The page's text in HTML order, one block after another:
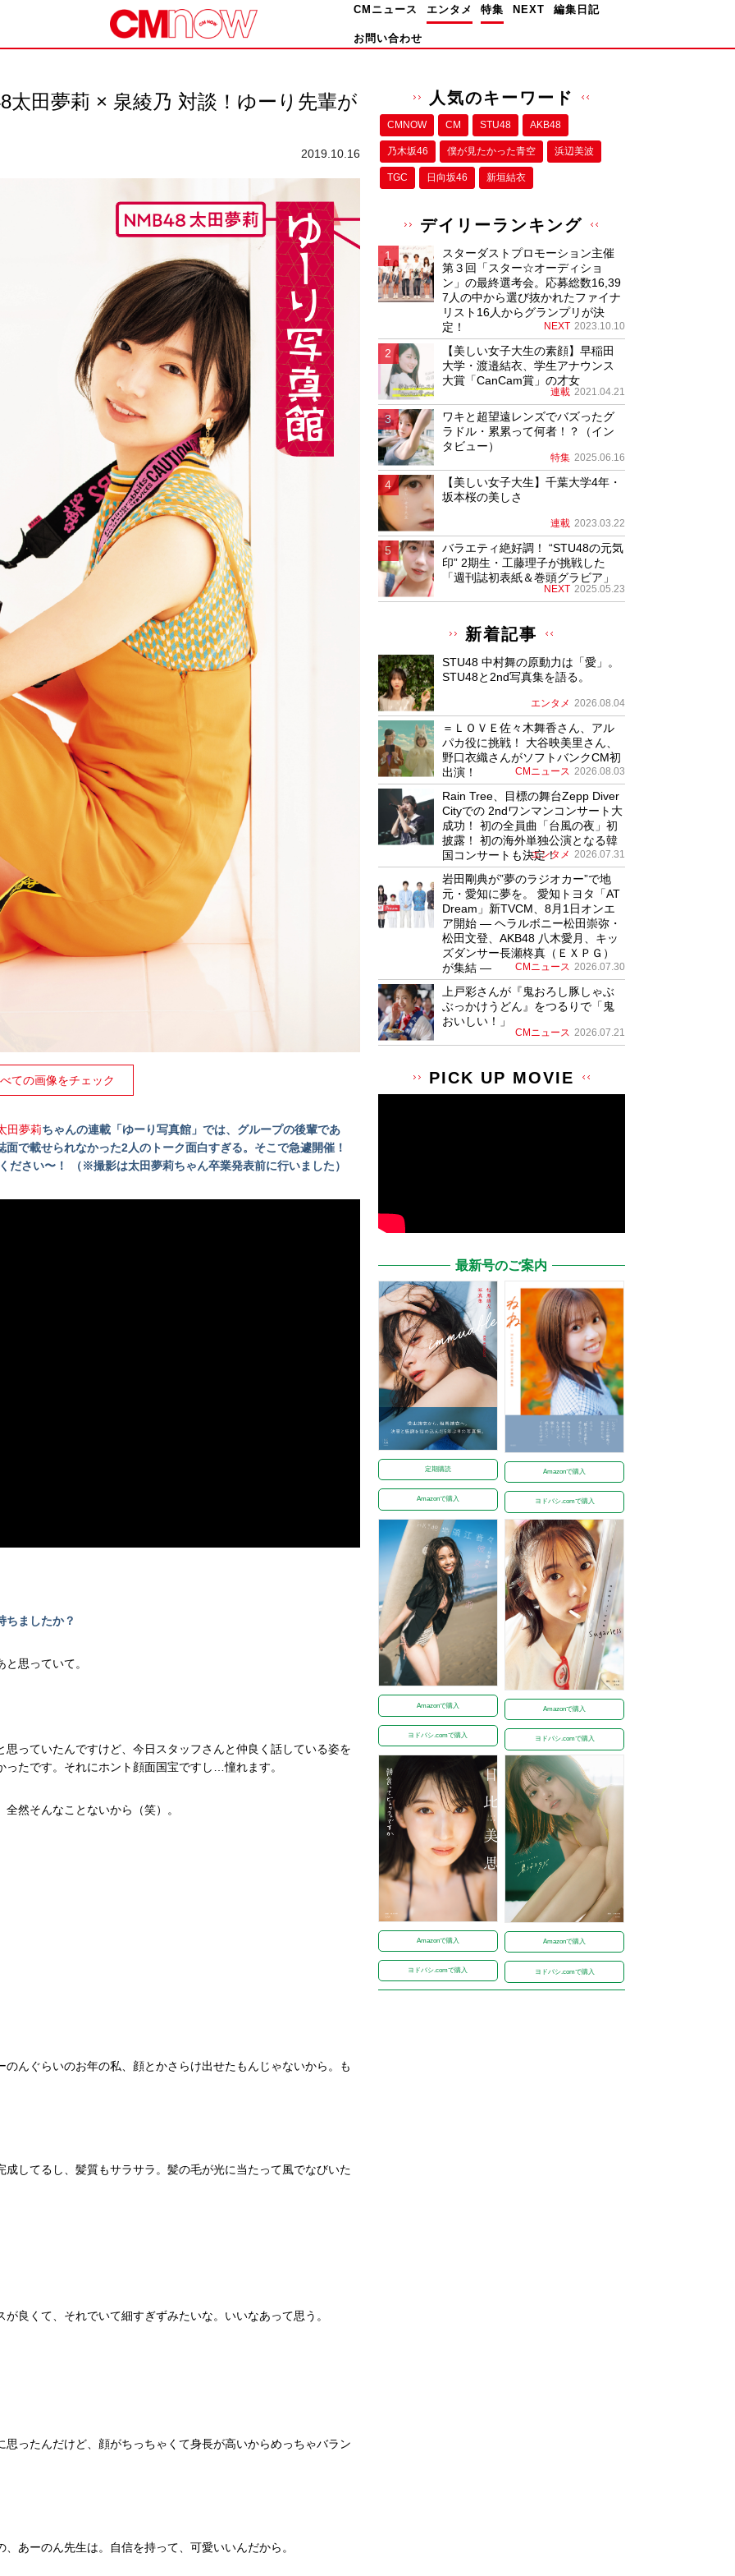
CMニュース エンタメ 特集 NEXT 編集日記
お問い合わせ
太田夢莉 × 泉綾乃 対談！ゆーり先輩が
2019.10.16
ての画像をチェック
田夢莉ちゃんの連載「ゆーり写真館」では、グループの後輩であ
面で載せられなかった2人のトーク面白すぎる。そこで急遽開催！
ださい〜！ （※撮影は太田夢莉ちゃん卒業発表前に行いました）
ちましたか？
思っていて。
っていたんですけど、今日スタッフさんと仲良く話している姿を
たです。それにホント顔面国宝ですし…憧れます。
然そんなことないから（笑）。
んぐらいのお年の私、顔とかさらけ出せたもんじゃないから。も
してるし、髪質もサラサラ。髪の毛が光に当たって風でなびいた
良くて、それでいて細すぎずみたいな。いいなあって思う。
ったんだけど、顔がちっちゃくて身長が高いからめっちゃバラン
あーのん先生は。自信を持って、可愛いいんだから。
人気のキーワード
CMNOW CM STU48 AKB48
乃木坂46 僕が⾒たかった⻘空 浜辺美波
TGC 日向坂46 新垣結衣
デイリーランキング
スターダストプロモーション主催
第３回「スター☆オーディショ
ン」の最終選考会。応募総数16,39
7人の中から選び抜かれたファイナ
リスト16人からグランプリが決
定！
NEXT 2023.10.10
【美しい女子大生の素顔】早稲田
大学・渡邉結衣、学生アナウンス
大賞「CanCam賞」の才女
連載 2021.04.21
ワキと超望遠レンズでバズったグ
ラドル・累累って何者！？（イン
タビュー）
特集 2025.06.16
【美しい女子大生】千葉大学4年・
坂本桜の美しさ
連載 2023.03.22
バラエティ絶好調！ “STU48の元気
印” 2期生・工藤理子が挑戦した
「週刊誌初表紙＆巻頭グラビア」
NEXT 2025.05.23
新着記事
STU48 中村舞の原動力は「愛」。
STU48と2nd写真集を語る。
エンタメ 2026.08.04
＝ＬＯＶＥ佐々木舞香さん、アル
パカ役に挑戦！ 大谷映美里さん、
野口衣織さんがソフトバンクCM初
出演！
CMニュース 2026.08.03
Rain Tree、目標の舞台Zepp Diver
Cityでの 2ndワンマンコンサート大
成功！ 初の全員曲「台風の夜」初
披露！ 初の海外単独公演となる韓
国コンサートも決定！
エンタメ 2026.07.31
岩田剛典が”夢のラジオカー”で地
元・愛知に夢を。 愛知トヨタ「AT
Dream」新TVCM、8月1日オンエ
ア開始 ― ヘラルボニー松田崇弥・
松田文登、AKB48 八木愛月、キッ
ズダンサー長瀬柊真（ＥＸＰＧ）
が集結 ―
CMニュース 2026.07.30
上戸彩さんが『鬼おろし豚しゃぶ
ぶっかけうどん』をつるりで「鬼
おいしい！」
CMニュース 2026.07.21
PICK UP MOVIE
最新号のご案内
定期購読
Amazonで購入
Amazonで購入
ヨドバシ.comで購入
Amazonで購入
ヨドバシ.comで購入
Amazonで購入
ヨドバシ.comで購入
Amazonで購入
ヨドバシ.comで購入
Amazonで購入
ヨドバシ.comで購入